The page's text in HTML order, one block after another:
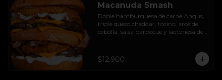
Macanuda Smash
Doble hamburguesa de carne Angus,
triple queso cheddar, tocino, aros de
cebolla, salsa barbecue y lactonesa de
$12.900